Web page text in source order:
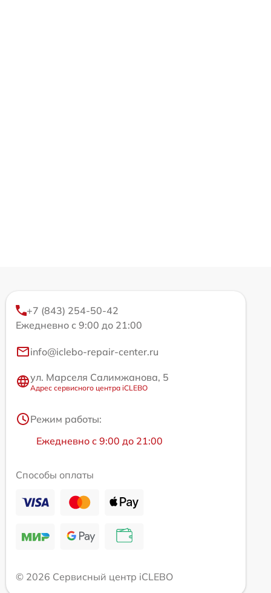
+7 (843) 254-50-42
Ежедневно с 9:00 до 21:00
info@iclebo-repair-center.ru
ул. Марселя Салимжанова, 5
Адрес сервисного центра iCLEBO
Режим работы:
Ежедневно с 9:00 до 21:00
Способы оплаты
© 2026 Сервисный центр iCLEBO